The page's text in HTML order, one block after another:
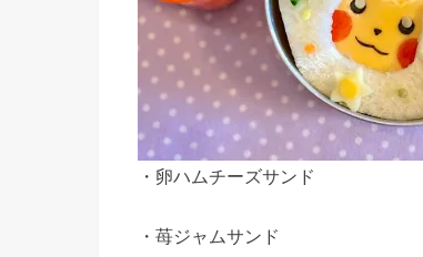
・卵ハムチーズサンド
・苺ジャムサンド